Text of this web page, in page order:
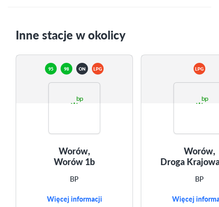
Inne stacje w okolicy
95 98 ON LPG
Worów,
Worów 1b
BP
Więcej informacji
LPG
Worów,
Droga
BP
Więcej